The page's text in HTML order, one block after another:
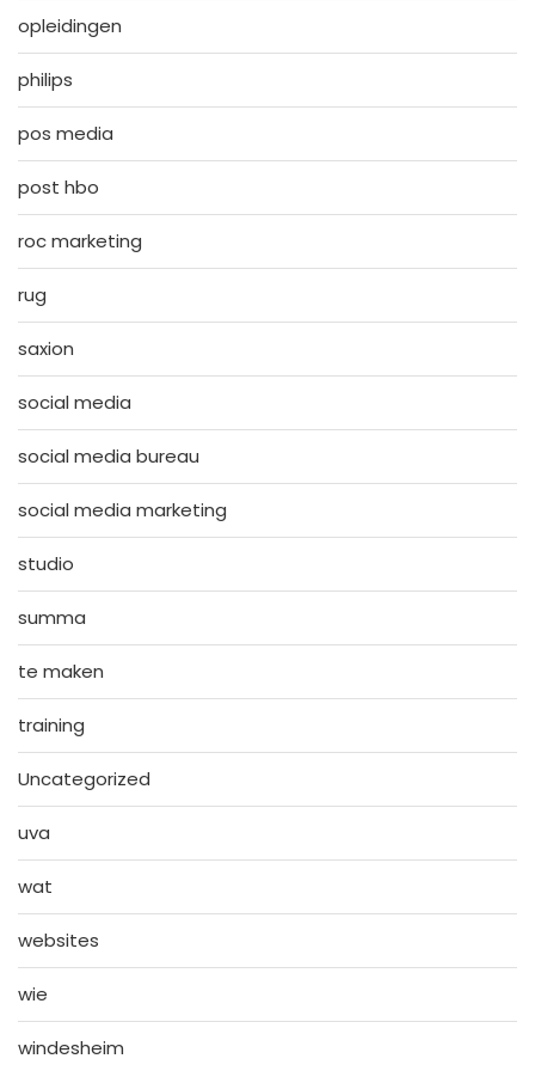
opleidingen
philips
pos media
post hbo
roc marketing
rug
saxion
social media
social media bureau
social media marketing
studio
summa
te maken
training
Uncategorized
uva
wat
websites
wie
windesheim